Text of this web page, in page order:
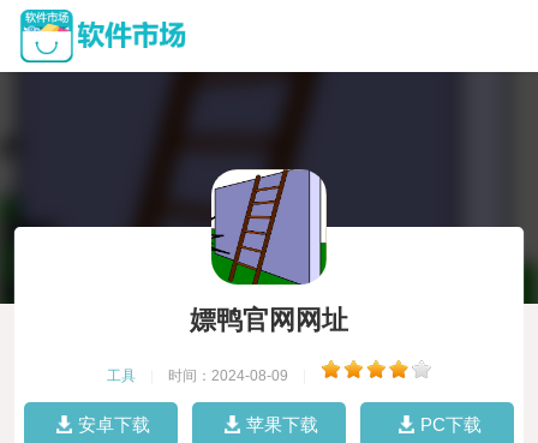
嫖鸭官网网址
工具 时间：2024-08-09
安卓下载 苹果下载 PC下载